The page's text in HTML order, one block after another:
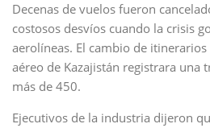
Decenas de vuelos fueron
costosos desvíos cuando la crisis
aerolíneas. El cambio de
aéreo de Kazajistán registrara una
más de 450.
Ejecutivos de la industria dijeron